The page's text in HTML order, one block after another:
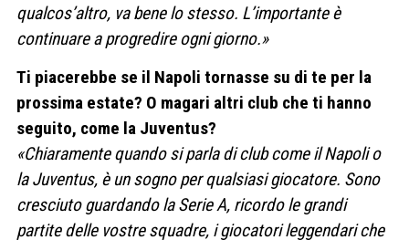
qualcos’altro, va bene lo stesso. L’importante è
continuare a progredire ogni giorno.»
Ti piacerebbe se il Napoli tornasse su di te per la
prossima estate? O magari altri club che ti hanno
seguito, come la Juventus?
«Chiaramente quando si parla di club come il Napoli o
la Juventus, è un sogno per qualsiasi giocatore. Sono
cresciuto guardando la Serie A, ricordo le grandi
partite delle vostre squadre, i giocatori leggendari che